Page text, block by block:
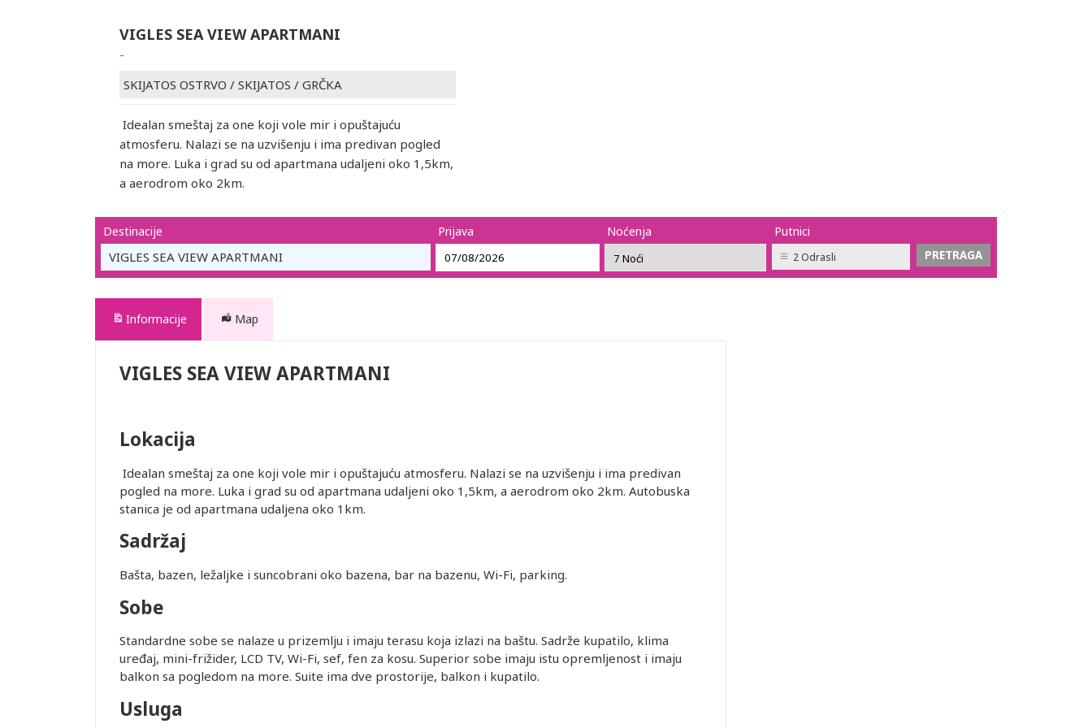
VIGLES SEA VIEW APARTMANI
-
SKIJATOS OSTRVO / SKIJATOS / GRČKA
Idealan smeštaj za one koji vole mir i opuštajuću
atmosferu. Nalazi se na uzvišenju i ima predivan pogled
na more. Luka i grad su od apartmana udaljeni oko 1,5km,
a aerodrom oko 2km.
Destinacije
VIGLES SEA VIEW APARTMANI
Prijava Noćenja Putnici
2 Odrasli
Informacije Map
VIGLES SEA VIEW APARTMANI
Lokacija
Idealan smeštaj za one koji vole mir i opuštajuću atmosferu. Nalazi se na uzvišenju i ima predivan
pogled na more. Luka i grad su od apartmana udaljeni oko 1,5km, a aerodrom oko 2km. Autobuska
stanica je od apartmana udaljena oko 1km.
Sadržaj
Bašta, bazen, ležaljke i suncobrani oko bazena, bar na bazenu, Wi-Fi, parking.
Sobe
Standardne sobe se nalaze u prizemlju i imaju terasu koja izlazi na baštu. Sadrže kupatilo, klima
uređaj, mini-frižider, LCD TV, Wi-Fi, sef, fen za kosu. Superior sobe imaju istu opremljenost i imaju
balkon sa pogledom na more. Suite ima dve prostorije, balkon i kupatilo.
Usluga